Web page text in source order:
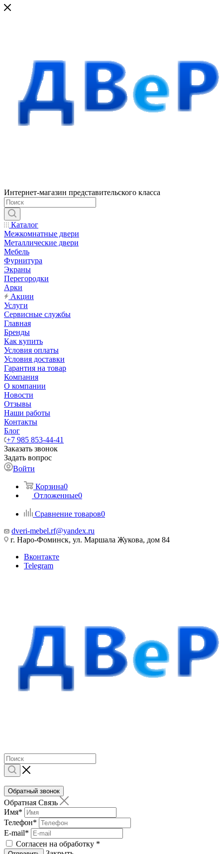
Интернет-магазин представительского класса
Каталог
Межкомнатные двери
Металлические двери
Мебель
Фурнитура
Экраны
Перегородки
Арки
Акции
Услуги
Сервисные службы
Главная
Бренды
Как купить
Условия оплаты
Условия доставки
Гарантия на товар
Компания
О компании
Новости
Отзывы
Наши работы
Контакты
Блог
+7 985 853-44-41
Заказать звонок
Задать вопрос
Войти
Корзина0
Отложенные0
Сравнение товаров0
dveri-mebel.rf@yandex.ru
г. Наро-Фоминск, ул. Маршала Жукова, дом 84
Вконтакте
Telegram
Обратный звонок
Обратная Связь
Имя*
Телефон*
E-mail*
Согласен на обработку *